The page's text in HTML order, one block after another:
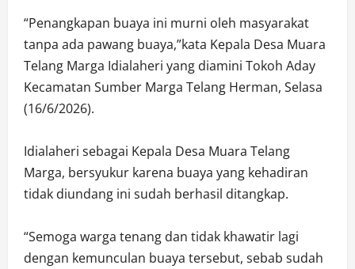
“Penangkapan buaya ini murni oleh masyarakat
tanpa ada pawang buaya,”kata Kepala Desa Muara
Telang Marga Idialaheri yang diamini Tokoh Aday
Kecamatan Sumber Marga Telang Herman, Selasa
(16/6/2026).
Idialaheri sebagai Kepala Desa Muara Telang
Marga, bersyukur karena buaya yang kehadiran
tidak diundang ini sudah berhasil ditangkap.
“Semoga warga tenang dan tidak khawatir lagi
dengan kemunculan buaya tersebut, sebab sudah